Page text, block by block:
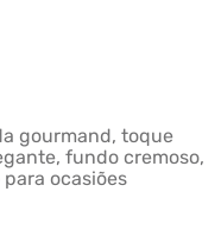
gourmand, toque
fundo cremoso,
ocasiões